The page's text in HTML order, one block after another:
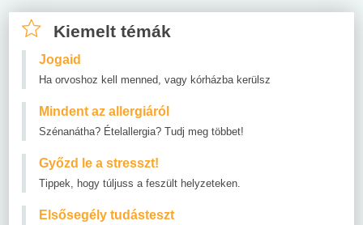
Kiemelt témák
Jogaid
Ha orvoshoz kell menned, vagy kórházba kerülsz
Mindent az allergiáról
Szénanátha? Ételallergia? Tudj meg többet!
Győzd le a stresszt!
Tippek, hogy túljuss a feszült helyzeteken.
Elsősegély tudásteszt